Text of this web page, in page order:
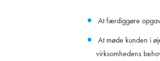
At færdiggøre
At møde kunden i
virksomhedens